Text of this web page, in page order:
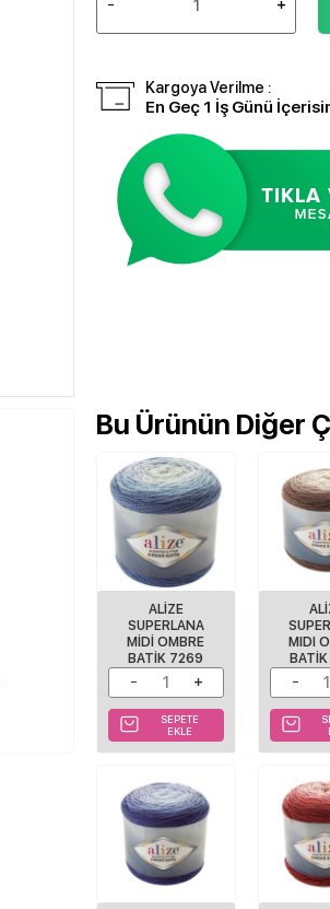
Kargoya Verilme :
En Geç 1 İş Günü
Bu Ürünün Diğer
ALIZE
SUPERLANA
MIDI OMBRE
BATIK 7269
SEPETE
EKLE
MIDI